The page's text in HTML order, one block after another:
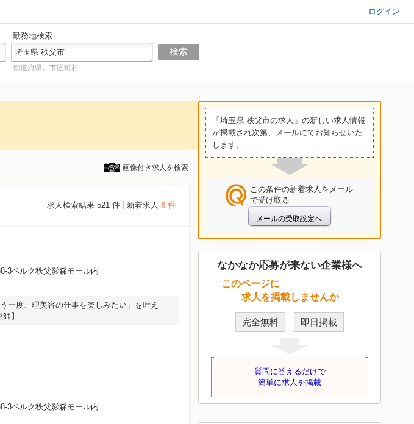
ログイン
勤務地検索
都道府県、市区町村
画像付き求人を検索
求人検索結果 521 件 新着求人 8 件
3ベルク秩父影森モール内
一度、理美容の仕事を楽しみたい」を叶え
】
3ベルク秩父影森モール内
「埼玉県 秩父市の求人」の新しい求人情報
が掲載され次第、メールにてお知らせいた
します。
この条件の新着求人をメール
で受け取る
なかなか応募が来ない企業様へ
このページに
求人を掲載しませんか
完全無料 即日掲載
質問に答えるだけで
簡単に求人を掲載